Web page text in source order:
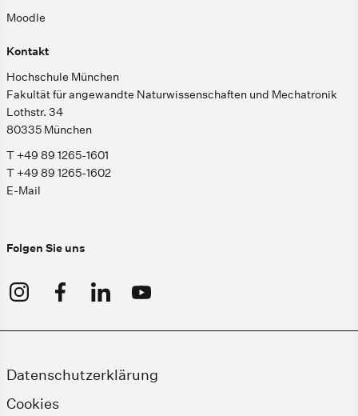
Moodle
Kontakt
Hochschule München
Fakultät für angewandte Naturwissenschaften und Mechatronik
Lothstr. 34
80335 München
T +49 89 1265-1601
T +49 89 1265-1602
E-Mail
Folgen Sie uns
Datenschutzerklärung
Cookies